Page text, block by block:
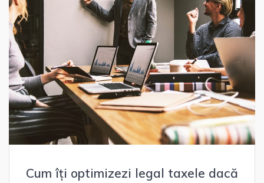
Cum îți optimizezi legal taxele dacă